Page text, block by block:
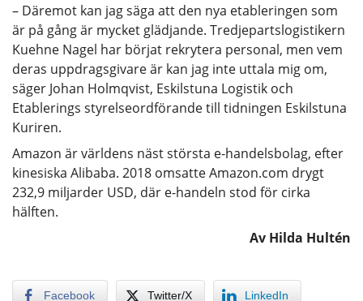
– Däremot kan jag säga att den nya etableringen som
är på gång är mycket glädjande. Tredjepartslogistikern
Kuehne Nagel har börjat rekrytera personal, men vem
deras uppdragsgivare är kan jag inte uttala mig om,
säger Johan Holmqvist, Eskilstuna Logistik och
Etablerings styrelseordförande till tidningen Eskilstuna
Kuriren.
Amazon är världens näst största e-handelsbolag, efter
kinesiska Alibaba. 2018 omsatte Amazon.com drygt
232,9 miljarder USD, där e-handeln stod för cirka
hälften.
Av Hilda Hultén
Facebook Twitter/X LinkedIn